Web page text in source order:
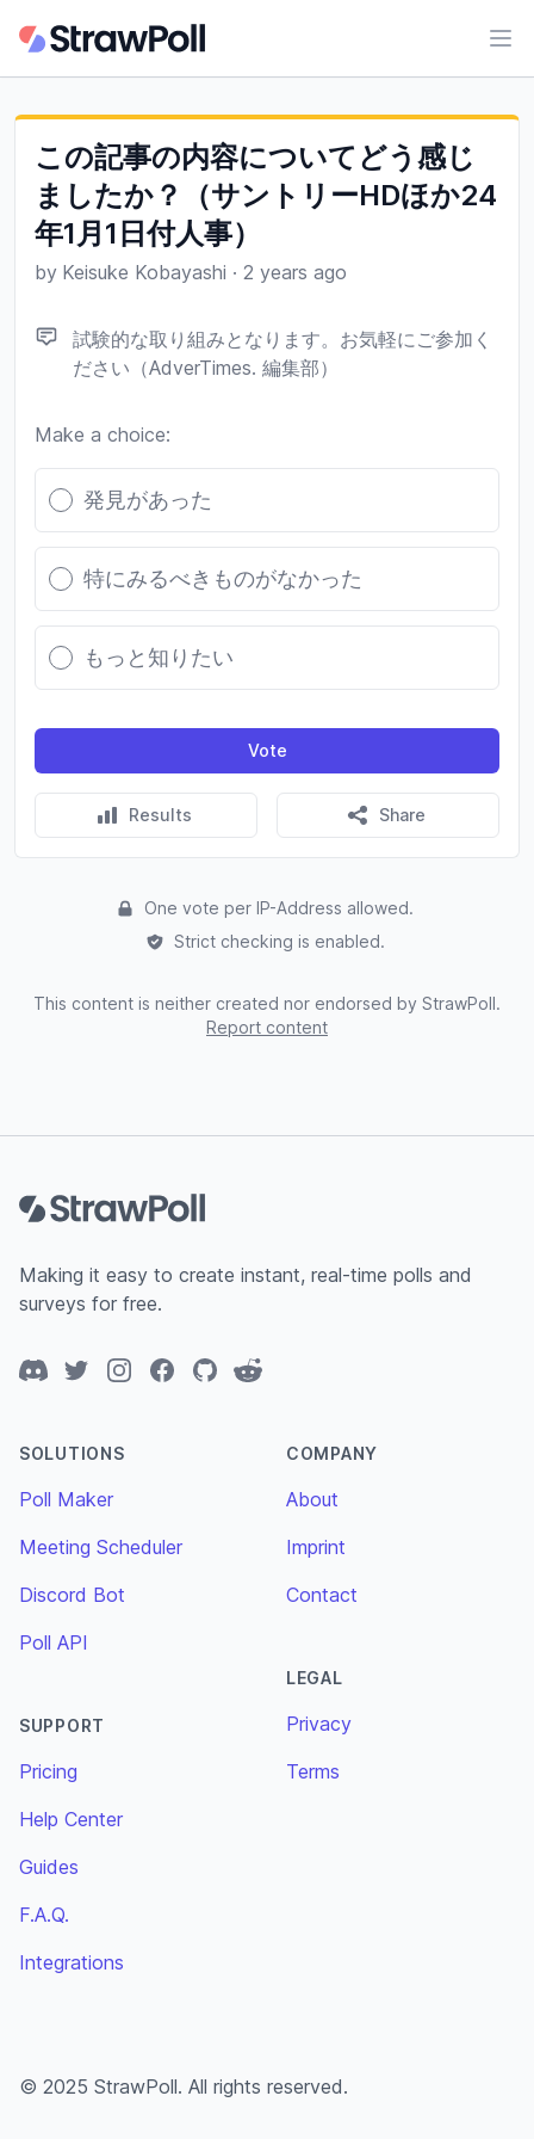
この記事の内容についてどう感じ
ましたか？（サントリーHDほか24
年1月1日付人事）
by Keisuke Kobayashi · 2 years ago
試験的な取り組みとなります。お気軽にご参加く
ださい（AdverTimes. 編集部）
Make a choice:
Poll options
発見があった
特にみるべきものがなかった
もっと知りたい
Vote
Results Share
One vote per IP-Address allowed.
Strict checking is enabled.
This content is neither created nor endorsed by StrawPoll.
Report content
Making it easy to create instant, real-time polls and
surveys for free.
DiscordTwitterInstagramFacebook
GitHubReddit
SOLUTIONS
Poll Maker
Meeting Scheduler
Discord Bot
Poll API
SUPPORT
Pricing
Help Center
Guides
F.A.Q.
Integrations
COMPANY
About
Imprint
Contact
LEGAL
Privacy
Terms
© 2025 StrawPoll. All rights reserved.